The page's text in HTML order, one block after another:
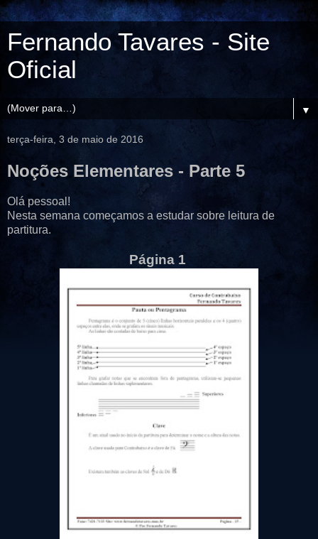
Fernando Tavares - Site
Oficial
▼
terça-feira, 3 de maio de 2016
Noções Elementares - Parte 5
Olá pessoal!
Nesta semana começamos a estudar sobre leitura de
partitura.
Página 1